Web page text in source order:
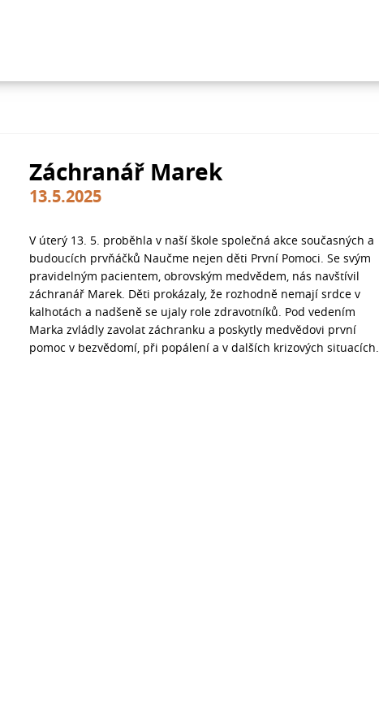
Záchranář Marek
13.5.2025
V úterý 13. 5. proběhla v naší škole společná akce současných a
budoucích prvňáčků Naučme nejen děti První Pomoci. Se svým
pravidelným pacientem, obrovským medvědem, nás navštívil
záchranář Marek. Děti prokázaly, že rozhodně nemají srdce v
kalhotách a nadšeně se ujaly role zdravotníků. Pod vedením
Marka zvládly zavolat záchranku a poskytly medvědovi první
pomoc v bezvědomí, při popálení a v dalších krizových situacích.